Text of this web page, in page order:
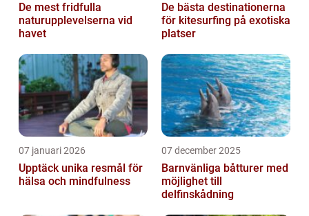
De mest fridfulla
naturupplevelserna vid
havet
De bästa destinationerna
för kitesurfing på exotiska
platser
07 januari 2026
Upptäck unika resmål för
hälsa och mindfulness
07 december 2025
Barnvänliga båtturer med
möjlighet till
delfinskådning